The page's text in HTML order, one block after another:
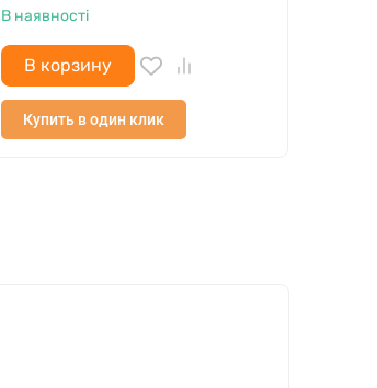
В наявності
В корзину
Купить в один клик